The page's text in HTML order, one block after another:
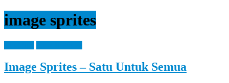
Brain
Can
Analyze
Right
Brain
image sprites
Image Sprites – Satu Untuk Semua